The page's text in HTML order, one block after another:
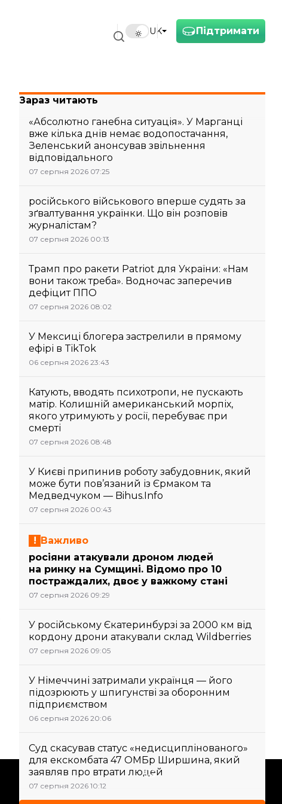
Підтримати
UK
Зараз читають
«Абсолютно ганебна ситуація». У Марганці
вже кілька днів немає водопостачання,
Зеленський анонсував звільнення
відповідального
07 серпня 2026 07:25
російського військового вперше судять за
зґвалтування українки. Що він розповів
журналістам?
07 серпня 2026 00:13
Трамп про ракети Patriot для України: «Нам
вони також треба». Водночас заперечив
дефіцит ППО
07 серпня 2026 08:02
У Мексиці блогера застрелили в прямому
ефірі в TikTok
06 серпня 2026 23:43
Катують, вводять психотропи, не пускають
матір. Колишній американський морпіх,
якого утримують у росії, перебуває при
смерті
07 серпня 2026 08:48
У Києві припинив роботу забудовник, який
може бути пов’язаний із Єрмаком та
Медведчуком — Bihus.Info
07 серпня 2026 00:43
Важливо
росіяни атакували дроном людей
на ринку на Сумщині. Відомо про 10
постраждалих, двоє у важкому стані
07 серпня 2026 09:29
У російському Єкатеринбурзі за 2000 км від
кордону дрони атакували склад Wildberries
07 серпня 2026 09:05
У Німеччині затримали українця — його
підозрюють у шпигунстві за оборонним
підприємством
06 серпня 2026 20:06
Суд скасував статус «недисциплінованого»
для екскомбата 47 ОМБр Ширшина, який
заявляв про втрати людей
07 серпня 2026 10:12
Підтримати